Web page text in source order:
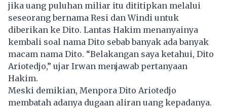
jika uang puluhan miliar itu dititipkan melalui
seseorang bernama Resi dan Windi untuk
diberikan ke Dito. Lantas Hakim menanyainya
kembali soal nama Dito sebab banyak ada banyak
macam nama Dito. “Belakangan saya ketahui, Dito
Ariotedjo,” ujar Irwan menjawab pertanyaan
Hakim.
Meski demikian, Menpora Dito Ariotedjo
membatah adanya dugaan aliran uang kepadanya.